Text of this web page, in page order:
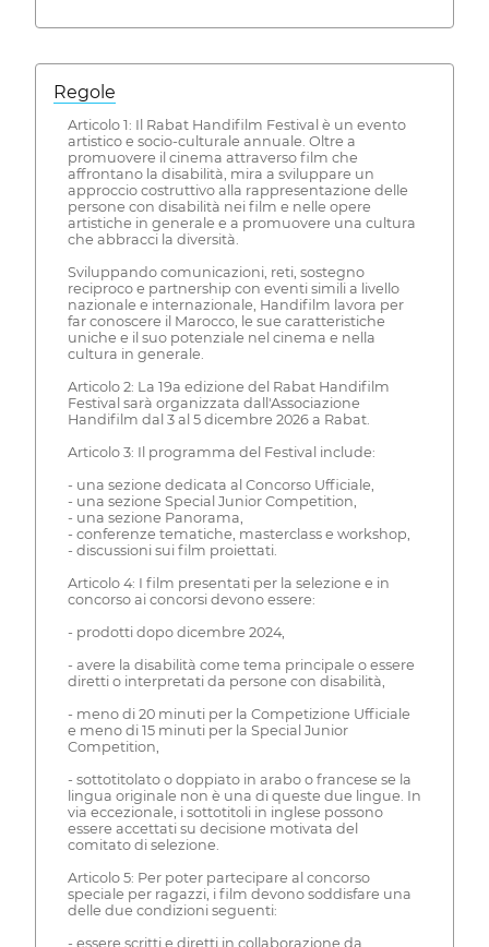
Regole
Articolo 1: Il Rabat Handifilm Festival è un evento
artistico e socio-culturale annuale. Oltre a
promuovere il cinema attraverso film che
affrontano la disabilità, mira a sviluppare un
approccio costruttivo alla rappresentazione delle
persone con disabilità nei film e nelle opere
artistiche in generale e a promuovere una cultura
che abbracci la diversità.
Sviluppando comunicazioni, reti, sostegno
reciproco e partnership con eventi simili a livello
nazionale e internazionale, Handifilm lavora per
far conoscere il Marocco, le sue caratteristiche
uniche e il suo potenziale nel cinema e nella
cultura in generale.
Articolo 2: La 19a edizione del Rabat Handifilm
Festival sarà organizzata dall'Associazione
Handifilm dal 3 al 5 dicembre 2026 a Rabat.
Articolo 3: Il programma del Festival include:
- una sezione dedicata al Concorso Ufficiale,
- una sezione Special Junior Competition,
- una sezione Panorama,
- conferenze tematiche, masterclass e workshop,
- discussioni sui film proiettati.
Articolo 4: I film presentati per la selezione e in
concorso ai concorsi devono essere:
- prodotti dopo dicembre 2024,
- avere la disabilità come tema principale o essere
diretti o interpretati da persone con disabilità,
- meno di 20 minuti per la Competizione Ufficiale
e meno di 15 minuti per la Special Junior
Competition,
- sottotitolato o doppiato in arabo o francese se la
lingua originale non è una di queste due lingue. In
via eccezionale, i sottotitoli in inglese possono
essere accettati su decisione motivata del
comitato di selezione.
Articolo 5: Per poter partecipare al concorso
speciale per ragazzi, i film devono soddisfare una
delle due condizioni seguenti:
- essere scritti e diretti in collaborazione da